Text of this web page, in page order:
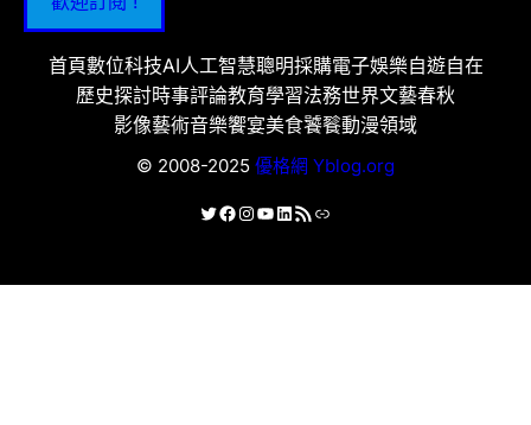
首頁數位科技AI人工智慧聰明採購電子娛樂自遊自在
歷史探討時事評論教育學習法務世界文藝春秋
影像藝術音樂饗宴美食饕餮動漫領域
© 2008-2025 優格網 Yblog.org
X Facebook
Instagram
YouTube
LinkedIn
RSS 資訊提供連結